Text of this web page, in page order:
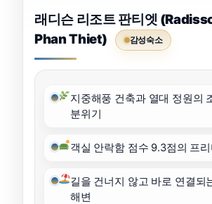
래디슨 리조트 판티엣
Phan Thiet)
감성숙소
지중해풍 건축과 열대 정원의
분위기
객실 안락함 점수 9.3점의 프
길을 건너지 않고 바로 연결되
해변